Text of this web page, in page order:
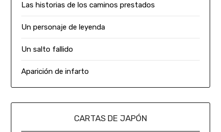
Las historias de los caminos prestados
Un personaje de leyenda
Un salto fallido
Aparición de infarto
CARTAS DE JAPÓN